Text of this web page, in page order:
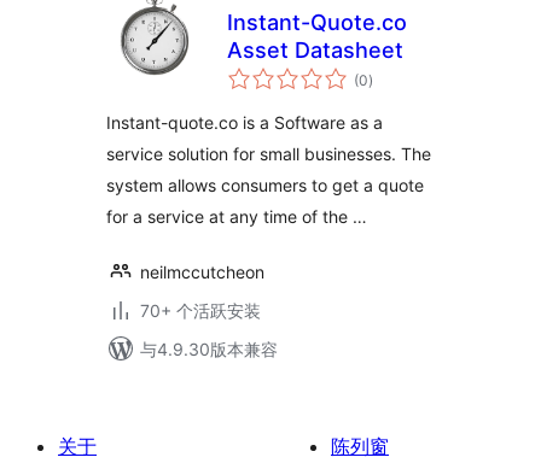
Instant-Quote.co
Asset Datasheet
(0总
评)
Instant-quote.co is a Software as a
service solution for small businesses. The
system allows consumers to get a quote
for a service at any time of the …
neilmccutcheon
70+ 个活跃安装
与4.9.30版本兼容
关于
陈列窗